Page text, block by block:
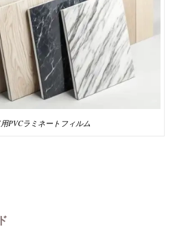
PVCラミネートフィルム